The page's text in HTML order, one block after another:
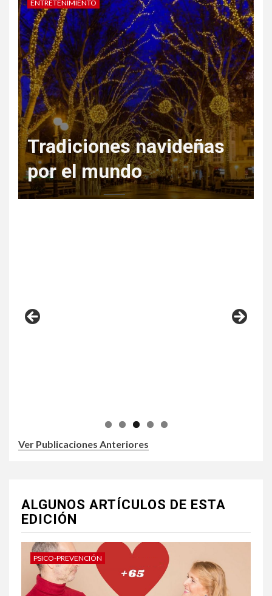
DATE UN CAPRICHO
Regala Escapadas
Ver Publicaciones Anteriores
ALGUNOS ARTÍCULOS DE ESTA
EDICIÓN
PSICO-PREVENCIÓN